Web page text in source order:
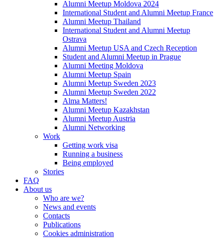
Alumni Meetup Moldova 2024
International Student and Alumni Meetup France
Alumni Meetup Thailand
International Student and Alumni Meetup
Ostrava
Alumni Meetup USA and Czech Reception
Student and Alumni Meetup in Prague
Alumni Meeting Moldova
Alumni Meetup Spain
Alumni Meetup Sweden 2023
Alumni Meetup Sweden 2022
Alma Matters!
Alumni Meetup Kazakhstan
Alumni Meetup Austria
Alumni Networking
Work
Getting work visa
Running a business
Being employed
Stories
FAQ
About us
Who are we?
News and events
Contacts
Publications
Cookies administration